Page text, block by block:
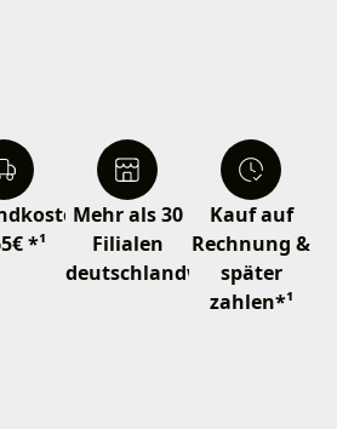
*¹
Mehr als 30
Filialen
deutschlandweit
Kauf auf
Rechnung &
später
zahlen*¹